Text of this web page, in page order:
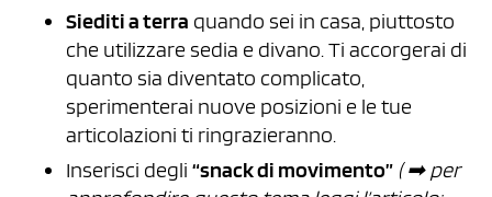
Siediti a terra quando sei in casa, piuttosto
che utilizzare sedia e divano. Ti accorgerai di
quanto sia diventato complicato,
sperimenterai nuove posizioni e le tue
articolazioni ti ringrazieranno.
Inserisci degli “snack di movimento” ( ➡︎ per